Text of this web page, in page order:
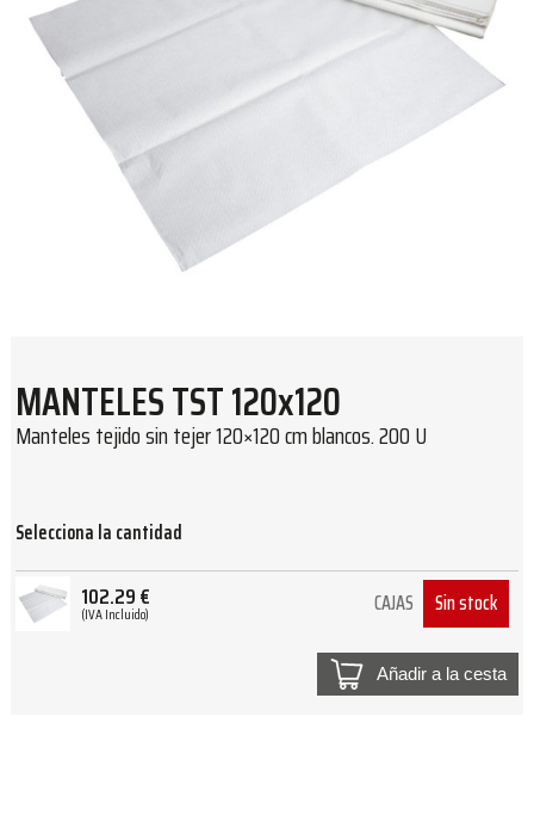
MANTELES TST 120x120
Manteles tejido sin tejer 120×120 cm blancos. 200 U
Selecciona la cantidad
102.29€
(IVA Incluido) CAJAS Sin stock
Añadir a la cesta